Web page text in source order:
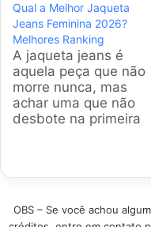
escolher uma boa
não é fácil, por isso
analisamos os
modelos mais
vendidos e as
melhores opções do
mercado para facilitar
sua vida. Separamos
Qual a Melhor Jaqueta
Jeans Feminina 2026?
Melhores Ranking
A jaqueta jeans é
aquela peça que não
morre nunca, mas
achar uma que não
desbote na primeira
isso, a gente analisou
femininas mais
OBS – Se você achou